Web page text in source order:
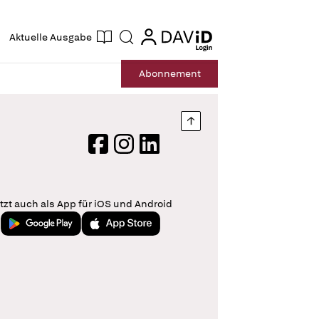
Aktuelle Ausgabe Suche login
login
Abonnement
Nach oben springen
FacebookInstagram
LinkedIn
auch als App für iOS und Android
Jetzt bei Google PlayLaden im App Store